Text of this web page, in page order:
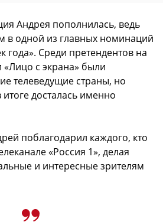
Андрея пополнилась, ведь
в одной из главных номинаций
года». Среди претендентов на
«Лицо с экрана» были
телеведущие страны, но
итоге досталась именно
поблагодарил каждого, кто
«Россия 1», делая
и интересные зрителям